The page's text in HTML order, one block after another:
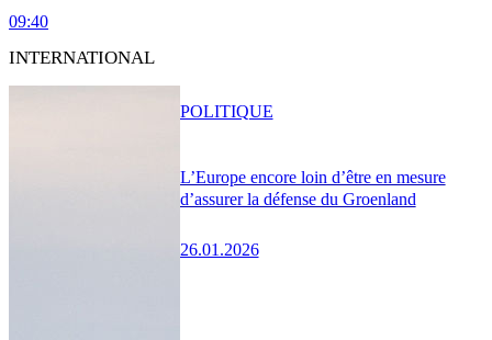
09:40
INTERNATIONAL
L’Europe encore loin d’être en mesure
d’assurer la défense du Groenland
26.01.2026
POLITIQUE